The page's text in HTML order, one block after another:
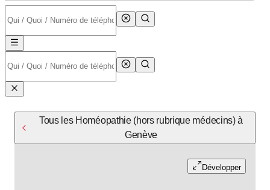
Tous les Homéopathie (hors rubrique médecins) à
Genève
Développer